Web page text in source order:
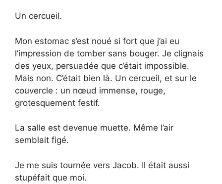
Un cercueil.
Mon estomac s’est noué si fort que j’ai eu
l’impression de tomber sans bouger. Je clignais
des yeux, persuadée que c’était impossible.
Mais non. C’était bien là. Un cercueil, et sur le
couvercle : un nœud immense, rouge,
grotesquement festif.
La salle est devenue muette. Même l’air
semblait figé.
Je me suis tournée vers Jacob. Il était aussi
stupéfait que moi.